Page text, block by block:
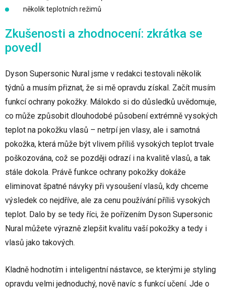
několik teplotních režimů
Zkušenosti a zhodnocení: zkrátka se
povedl
Dyson Supersonic Nural jsme v redakci testovali několik
týdnů a musím přiznat, že si mě opravdu získal. Začít musím
funkcí ochrany pokožky. Málokdo si do důsledků uvědomuje,
co může způsobit dlouhodobé působení extrémně vysokých
teplot na pokožku vlasů – netrpí jen vlasy, ale i samotná
pokožka, která může být vlivem příliš vysokých teplot trvale
poškozována, což se později odrazí i na kvalitě vlasů, a tak
stále dokola. Právě funkce ochrany pokožky dokáže
eliminovat špatné návyky při vysoušení vlasů, kdy chceme
výsledek co nejdříve, ale za cenu používání příliš vysokých
teplot. Dalo by se tedy říci, že pořízením Dyson Supersonic
Nural můžete výrazně zlepšit kvalitu vaší pokožky a tedy i
vlasů jako takových.
Kladně hodnotím i inteligentní nástavce, se kterými je styling
opravdu velmi jednoduchý, nově navíc s funkcí učení. Jde o